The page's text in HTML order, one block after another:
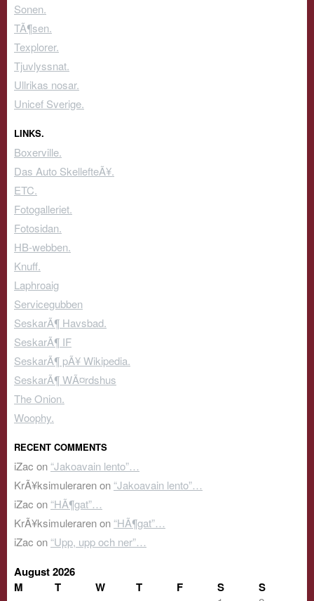
Sonen.
TÃ¶sen.
Texplorer.
Tjuvlyssnat.
Ullrikas nosar.
Unicef Sverige.
LINKS.
Boxerville.
Das Auto SkellefteÃ¥.
ETC.
Fotogalleriet.
Fotosidan.
HB-webben.
Knuff.
Laphroaig
Servicegubben
SeskarÃ¶ Havsbad.
SeskarÃ¶ IF
SeskarÃ¶ pÃ¥ Wikipedia.
SeskarÃ¶ WÃ¤rdshus
The Onion.
Woophy.
RECENT COMMENTS
iZac on “Jakoavain lento”…
KrÃ¥ksimulerarenon “Jakoavain lento”…
iZac on “HÃ¶gat”…
KrÃ¥ksimulerarenon “HÃ¶gat”…
iZac on “Upp, upp och ner”…
August 2026
M
T W T F S S